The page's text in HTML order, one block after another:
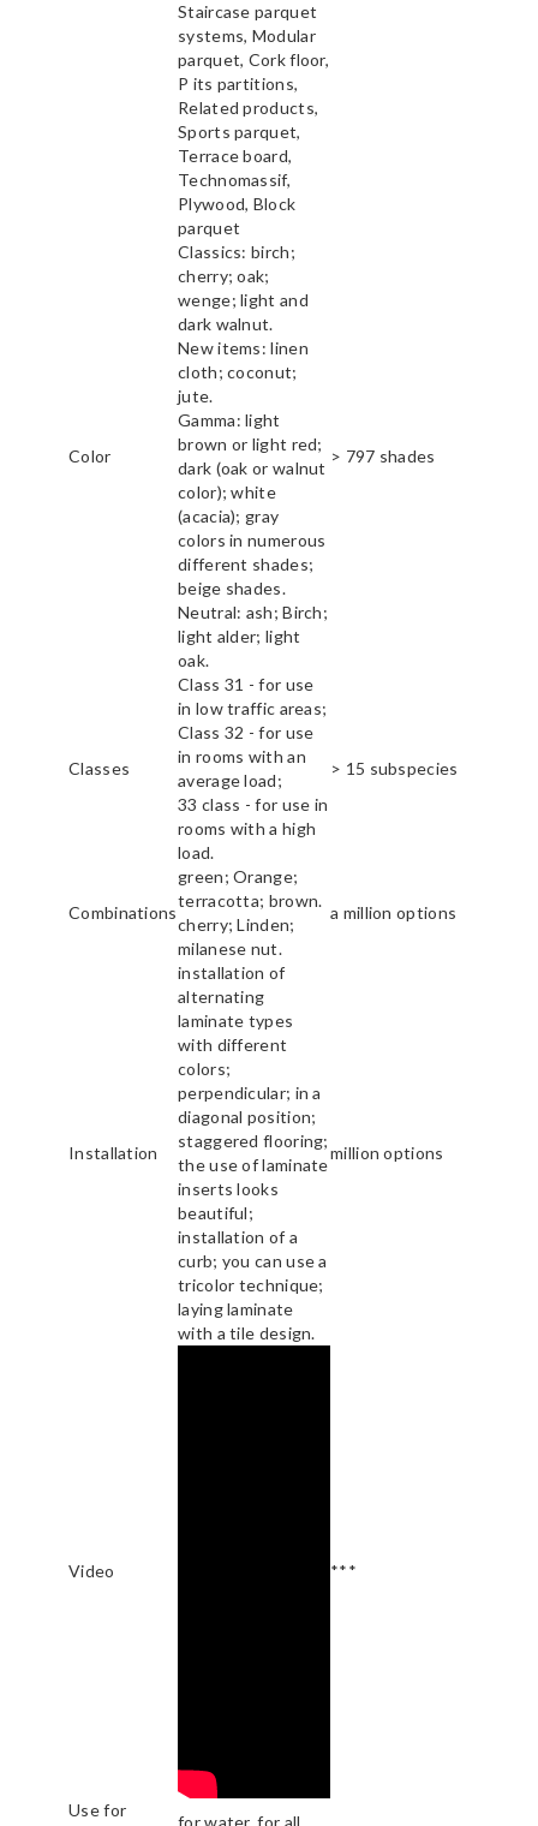
Staircase parquet
systems, Modular
parquet, Cork floor,
P its partitions,
Related products,
Sports parquet,
Terrace board,
Technomassif,
Plywood, Block
parquet
Color
Classics: birch;
cherry; oak;
wenge; light and
dark walnut.
New items: linen
cloth; coconut;
jute.
Gamma: light
brown or light red;
dark (oak or walnut
color); white
(acacia); gray
colors in numerous
different shades;
beige shades.
Neutral: ash; Birch;
light alder; light
oak.
> 797 shades
Classes
Class 31 - for use
in low traffic areas;
Class 32 - for use
in rooms with an
average load;
33 class - for use in
rooms with a high
load.
> 15 subspecies
Combinations
green; Orange;
terracotta; brown.
cherry; Linden;
milanese nut.
a million options
Installation
installation of
alternating
laminate types
with different
colors;
perpendicular; in a
diagonal position;
staggered flooring;
the use of laminate
inserts looks
beautiful;
installation of a
curb; you can use a
tricolor technique;
laying laminate
with a tile design.
million options
Video ***
Use for